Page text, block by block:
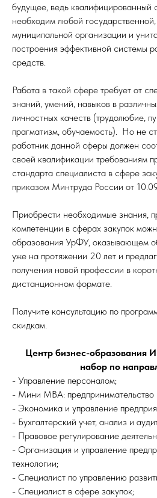
будущее, ведь квалифицированный
необходим любой
муниципальной организации и
построения эффективной системы
средств.
Работа в такой сфере требует от
знаний, умений, навыков в
личностных качеств (трудолюбие,
прагматизм, обучаемость). Но не
работник данной сферы должен
своей квалификации требованиям
стандарта специалиста в сфере
приказом Минтруда России от
Приобрести необходимые знания,
компетенции в сферах закупок
образования УрФУ, оказывающем
уже на протяжении 20 лет и
получения новой профессии в
дистанционном формате.
Получите консультацию по
скидкам.
Центр бизнес-образования
набор по
- Управление персоналом;
- Мини МВА: предпринимательство
- Экономика и управление
- Бухгалтерский учет, анализ и
- Правовое регулирование
- Организация и управление
технологии;
- Специалист по управлению
- Специалист в сфере закупок;